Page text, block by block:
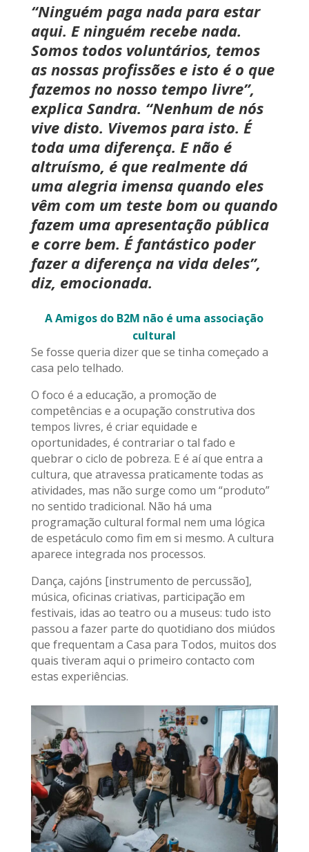
“Ninguém paga nada para estar
aqui. E ninguém recebe nada.
Somos todos voluntários, temos
as nossas profissões e isto é o que
fazemos no nosso tempo livre”,
explica Sandra. “Nenhum de nós
vive disto. Vivemos para isto. É
toda uma diferença. E não é
altruísmo, é que realmente dá
uma alegria imensa quando eles
vêm com um teste bom ou quando
fazem uma apresentação pública
e corre bem. É fantástico poder
fazer a diferença na vida deles”,
diz, emocionada.
A Amigos do B2M não é uma associação
cultural
Se fosse queria dizer que se tinha começado a
casa pelo telhado.
O foco é a educação, a promoção de
competências e a ocupação construtiva dos
tempos livres, é criar equidade e
oportunidades, é contrariar o tal fado e
quebrar o ciclo de pobreza. E é aí que entra a
cultura, que atravessa praticamente todas as
atividades, mas não surge como um “produto”
no sentido tradicional. Não há uma
programação cultural formal nem uma lógica
de espetáculo como fim em si mesmo. A cultura
aparece integrada nos processos.
Dança, cajóns [instrumento de percussão],
música, oficinas criativas, participação em
festivais, idas ao teatro ou a museus: tudo isto
passou a fazer parte do quotidiano dos miúdos
que frequentam a Casa para Todos, muitos dos
quais tiveram aqui o primeiro contacto com
estas experiências.